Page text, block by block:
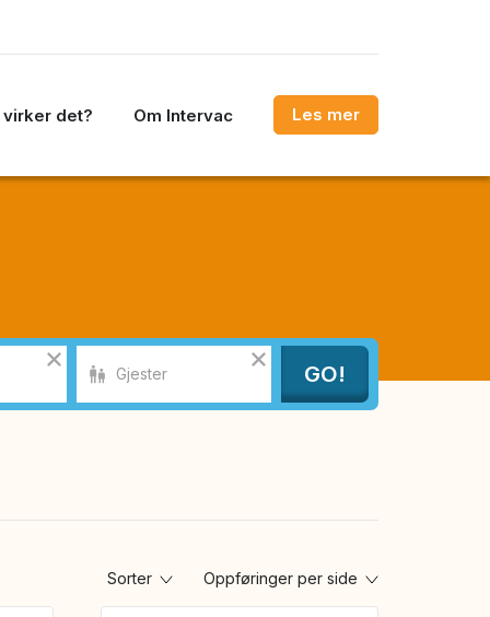
virker det? Om Intervac Les mer
Sorter
Oppføringer per side